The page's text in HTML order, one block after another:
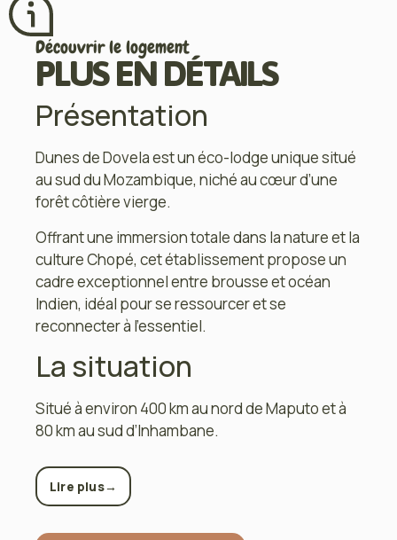
Découvrir le logement
PLUS EN DÉTAILS
Présentation
Dunes de Dovela est un éco-lodge unique situé
au sud du Mozambique, niché au cœur d’une
forêt côtière vierge.
Offrant une immersion totale dans la nature et la
culture Chopé, cet établissement propose un
cadre exceptionnel entre brousse et océan
Indien, idéal pour se ressourcer et se
reconnecter à l’essentiel.
La situation
Situé à environ 400 km au nord de Maputo et à
80 km au sud d’Inhambane.
Lire plus→